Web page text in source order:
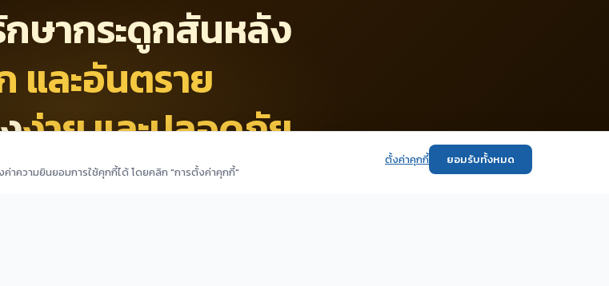
กษากระดูกสันหลัง
และอันตราย
ง่าย และปลอดภัย
ด้วยบริการของเรา
ค่าความยินยอมการใช้คุกกี้ได้ โดยคลิก "การตั้งค่าคุกกี้"
ตั้งค่าคุกกี้ ยอมรับทั้งหมด